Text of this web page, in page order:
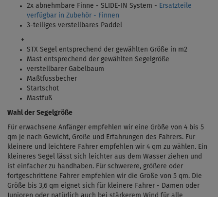
2x abnehmbare Finne - SLIDE-IN System - Ersatzteile
verfügbar in Zubehör - Finnen
3-teiliges verstellbares Paddel
+
STX Segel entsprechend der gewählten Größe in m2
Mast entsprechend der gewählten Segelgröße
verstellbarer Gabelbaum
Maßtfussbecher
Startschot
Mastfuß
Wahl der Segelgröße
Für erwachsene Anfänger empfehlen wir eine Größe von 4 bis 5
qm je nach Gewicht, Größe und Erfahrungen des Fahrers. Für
kleinere und leichtere Fahrer empfehlen wir 4 qm zu wählen. Ein
kleineres Segel lässt sich leichter aus dem Wasser ziehen und
ist einfacher zu handhaben. Für schwerere, größere oder
fortgeschrittene Fahrer empfehlen wir die Größe von 5 qm. Die
Größe bis 3,6 qm eignet sich für kleinere Fahrer - Damen oder
Junioren oder natürlich auch bei stärkerem Wind für alle